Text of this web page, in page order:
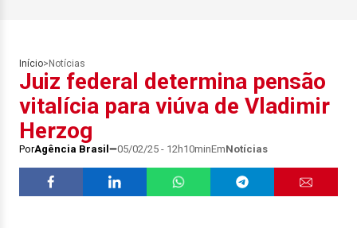
Início> Notícias
Juiz federal determina pensão
vitalícia para viúva de Vladimir
Herzog
PorAgência Brasil 05/02/25 - 12h10minEmNotícias